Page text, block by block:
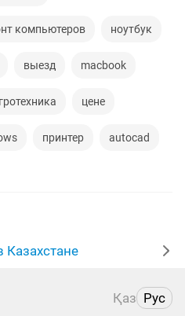
компьютеров ноутбук
выезд macbook
цене
принтер autocad
данных
Казахстане
Қаз Рус